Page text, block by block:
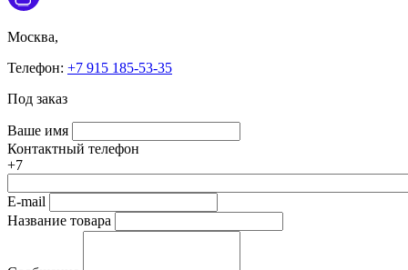
Москва,
Телефон: +7 915 185-53-35
Под заказ
Ваше имя
Контактный телефон
+7
E-mail
Название товара